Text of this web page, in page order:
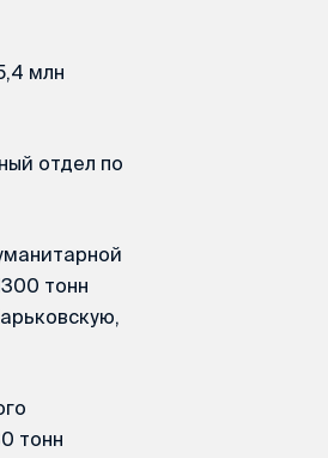
млн
отдел по
тонн
тонн